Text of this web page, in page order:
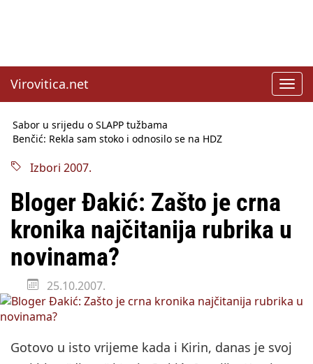
Virovitica.net
Sabor u srijedu o SLAPP tužbama
Benčić: Rekla sam stoko i odnosilo se na HDZ
godine
najavio za jesen
Državni tajnik Rukavina: Hrvatska ima 3,6 milijuna birača
HŽ Infrastruktura: Nesreće na željezničkim prijelazima
prepolovljene
Državni inspektorat opozvao Barebells pločicu - soft protein
bar Coco Choco
Izbori 2007.
Bloger Đakić: Zašto je crna
kronika najčitanija rubrika u
novinama?
25.10.2007.
Gotovo u isto vrijeme kada i Kirin, danas je svoj